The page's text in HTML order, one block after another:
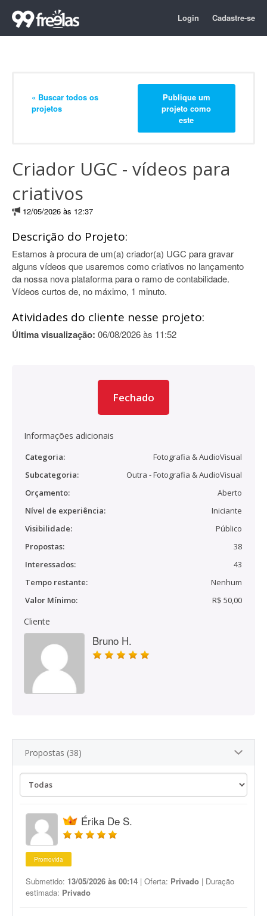
Login Cadastre-se
« Buscar todos os
projetos
Publique um
projeto como
este
Criador UGC - vídeos para
criativos
12/05/2026 às 12:37
Descrição do Projeto:
Estamos à procura de um(a) criador(a) UGC para gravar
alguns vídeos que usaremos como criativos no lançamento
da nossa nova plataforma para o ramo de contabilidade.
Vídeos curtos de, no máximo, 1 minuto.
Atividades do cliente nesse projeto:
Última visualização: 06/08/2026 às 11:52
Fechado
Informações adicionais
Categoria:
Fotografia & AudioVisual
Subcategoria:
Outra - Fotografia & AudioVisual
Orçamento:
Aberto
Nível de experiência:
Iniciante
Visibilidade:
Público
Propostas:
38
Interessados:
43
Tempo restante:
Nenhum
Valor Mínimo:
R$ 50,00
Cliente
Bruno H.
Propostas (38)
Érika De S.
Promovida
Submetido: 13/05/2026 às 00:14 | Oferta: Privado | Duração
estimada: Privado